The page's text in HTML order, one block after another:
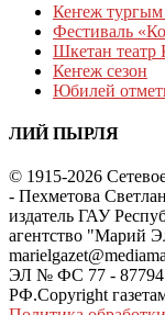
Кеҥеж
Фестиваль
Шкетан театр
Кеҥеж сезон
Юбилей
ЛИЙ ПЫРЛЯ
© 1915-2026
- Пехметова
издатель ГАУ
агентство "Марий
ЭЛ № ФС 77 - 87794
РФ.Copyright